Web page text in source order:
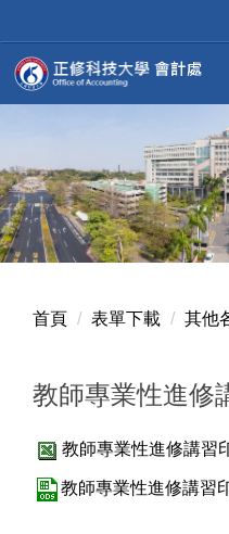
到
主
要
區
首頁 表單下載 其他
教師專業性進修
教師專業性進修講習
教師專業性進修講習